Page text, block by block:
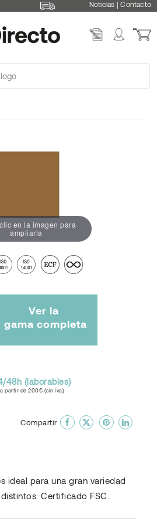
Noticias |Contacto
en la imagen para
ampliarla
Ver la
gama completa
48h (laborables)
partir de 200€ (sin iva)
Compartir
ideal para una gran variedad
Certificado FSC.